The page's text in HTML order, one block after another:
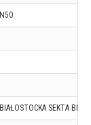
N50
BIAŁOSTOCKA SEKTA